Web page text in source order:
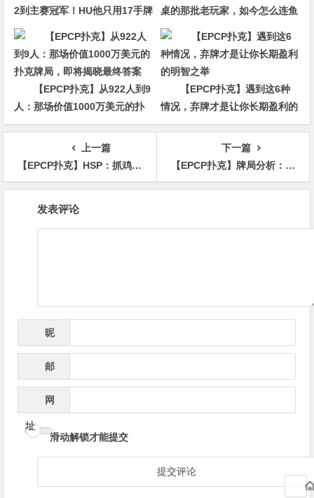
2到主赛冠军！HU他只用17手牌
就赢走1000万刀！
桌的那批老玩家，如今怎么连鱼
都打不过了
【EPCP扑克】从922人到9
人：那场价值1000万美元的扑
克牌局，即将揭晓最终答案
【EPCP扑克】遇到这6种
情况，弃牌才是让你长期盈利的
明智之举
上一篇
【EPCP扑克】HSP：抓鸡没鸡大，Hellmuth怎么都打不赢；还有老板各种被冤家牌冲，精彩！
下一篇
【EPCP扑克】牌局分析：向王重阳老师学习
发表评论
昵
邮
网
址
滑动解锁才能提交